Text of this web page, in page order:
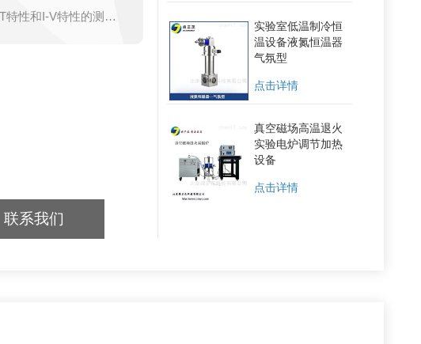
特性和I-V特性的测
联系我们
实验室低温制冷恒
温设备液氮恒温器
气氛型
点击详情
真空磁场高温退火
实验电炉调节加热
设备
点击详情